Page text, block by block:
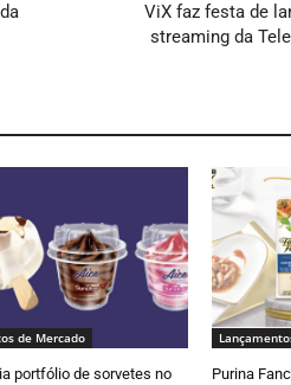
ViX faz festa de
streaming da
de Mercado
portfólio de sorvetes no
Purina